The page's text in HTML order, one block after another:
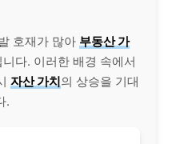
호재가 많아 부동산 가
다. 이러한 배경 속에서
자산 가치의 상승을 기대
.